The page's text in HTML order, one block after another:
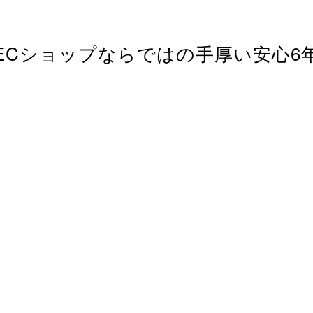
ショップならではの手厚い安心6